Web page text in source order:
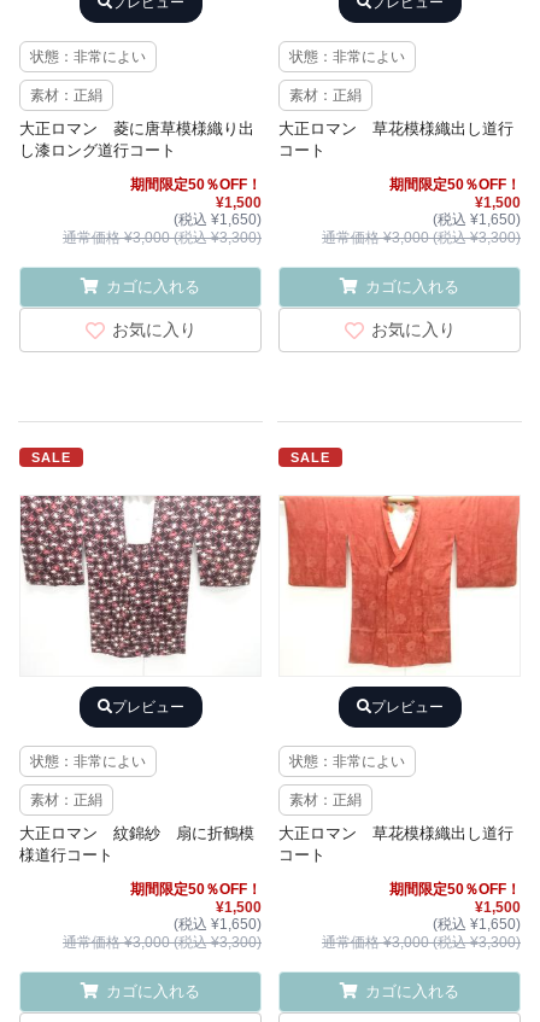
状態：非常によい
素材：正絹
大正ロマン 菱に唐草模様織り出
し漆ロング道行コート
期間限定50％OFF！
¥1,500
(税込 ¥1,650)
通常価格 ¥3,000 (税込 ¥3,300)
カゴに入れる
お気に入り
状態：非常によい
素材：正絹
大正ロマン 草花模様織出し道行
コート
期間限定50％OFF！
¥1,500
(税込 ¥1,650)
通常価格 ¥3,000 (税込 ¥3,300)
カゴに入れる
お気に入り
SALE
プレビュー
状態：非常によい
素材：正絹
大正ロマン 紋錦紗 扇に折鶴模
様道行コート
期間限定50％OFF！
¥1,500
(税込 ¥1,650)
通常価格 ¥3,000 (税込 ¥3,300)
カゴに入れる
SALE
プレビュー
状態：非常によい
素材：正絹
大正ロマン 草花模様織出し道行
コート
期間限定50％OFF！
¥1,500
(税込 ¥1,650)
通常価格 ¥3,000 (税込 ¥3,300)
カゴに入れる